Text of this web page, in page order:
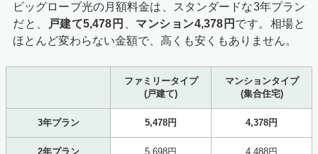
ビッグローブ光の月額料金は、スタンダードな3年プラン
だと、
戸建て5,478円 マンション4,378円 です。相場と
ほとんど変わらない金額で、高くも安くもありません。
ファミリータイプ
(戸建て)
マンションタイプ
(集合住宅)
3年プラン 5,478円 4,378円
2年プラン 5,698円 4,488円